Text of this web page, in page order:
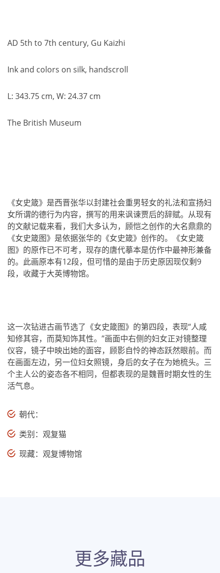
AD 5th to 7th century, Gu Kaizhi
Ink and colors on silk, handscroll
L: 343.75 cm, W: 24.37 cm
The British Museum
《女史箴》是西晋张华以封建社会重男轻女的礼法和宣扬妇
女所谓的德行为内容，撰写的用来讽谏贾后的辞赋。从现有
的文献记载来看，我们大多认为，顾恺之创作的大名鼎鼎的
《女史箴图》是依据张华的《女史箴》创作的。《女史箴
图》的原作已不可考，现存的唐代摹本是仿作中最神形兼备
的。此画原本有12段，但可惜的是由于历史原因现仅剩9
段，收藏于大英博物馆。
这一次钻进古画节选了《女史箴图》的第四段，表现“人咸
知修其容，而莫知饰其性。”画面中右侧的妇女正对镜整理
仪容，镜子中映出她的面容，顾影自怜的神态跃然眼前。而
在画面左边，另一位妇女照镜，身后的女子在为她梳头。三
个主人公的姿态各不相同，但都表现的是魏晋时期女性的生
活气息。
朝代：
类别：观复猫
现藏：观复博物馆
更多藏品